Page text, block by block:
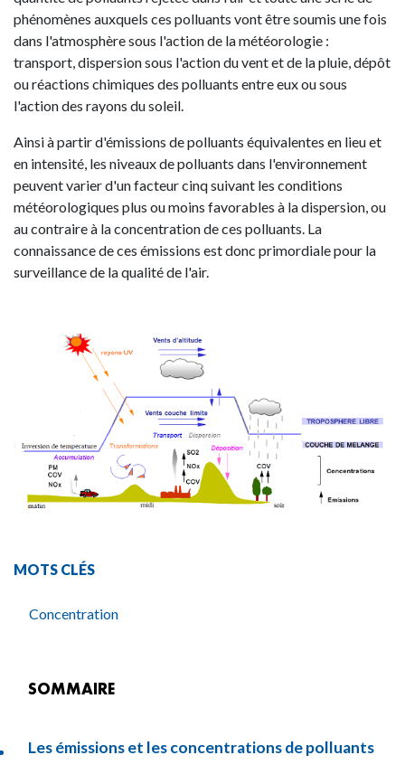
phénomènes auxquels ces polluants vont être soumis une fois
dans l'atmosphère sous l'action de la météorologie :
transport, dispersion sous l'action du vent et de la pluie, dépôt
ou réactions chimiques des polluants entre eux ou sous
l'action des rayons du soleil.
Ainsi à partir d'émissions de polluants équivalentes en lieu et
en intensité, les niveaux de polluants dans l'environnement
peuvent varier d'un facteur cinq suivant les conditions
météorologiques plus ou moins favorables à la dispersion, ou
au contraire à la concentration de ces polluants. La
connaissance de ces émissions est donc primordiale pour la
surveillance de la qualité de l'air.
MOTS CLÉS
Concentration
SOMMAIRE
Les émissions et les concentrations de polluants